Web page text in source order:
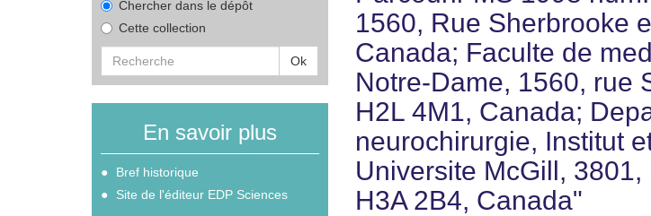
Chercher dans le dépôt
Cette collection
Ok
En savoir plus
Bref historique
Site de l'éditeur EDP Sciences
1560, Rue Sherbrooke
Canada; Faculte de
Notre-Dame, 1560, rue
H2L 4M1, Canada;
neurochirurgie, Institut
Universite McGill,
H3A 2B4, Canada"